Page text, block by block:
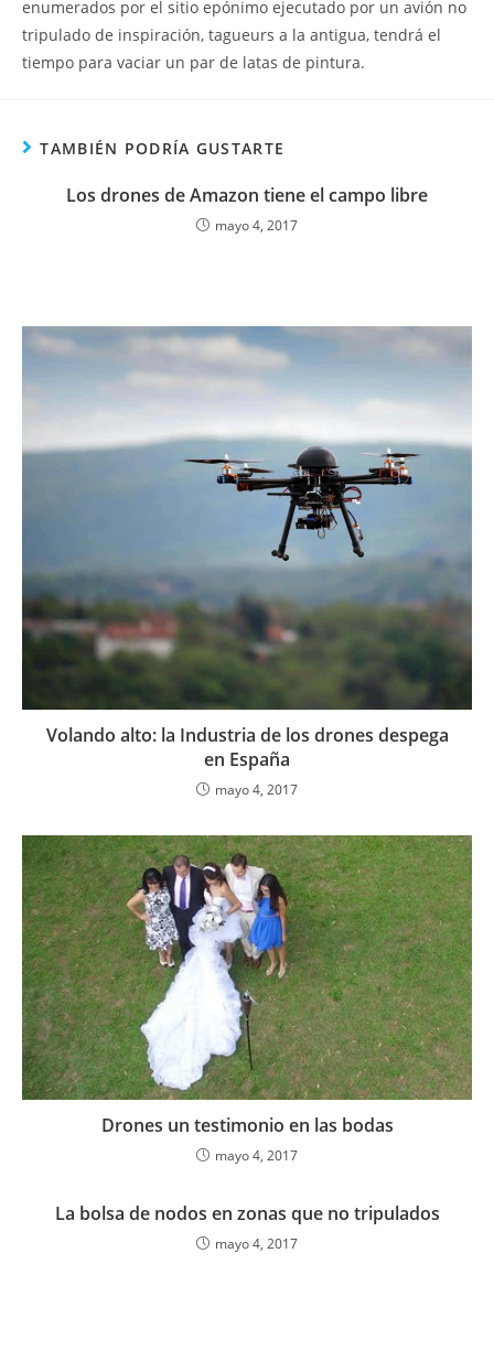
enumerados por el sitio epónimo ejecutado por un avión no
tripulado de inspiración, tagueurs a la antigua, tendrá el
tiempo para vaciar un par de latas de pintura.
TAMBIÉN PODRÍA GUSTARTE
Los drones de Amazon tiene el campo libre
mayo 4, 2017
Volando alto: la Industria de los drones despega
en España
mayo 4, 2017
Drones un testimonio en las bodas
mayo 4, 2017
La bolsa de nodos en zonas que no tripulados
mayo 4, 2017